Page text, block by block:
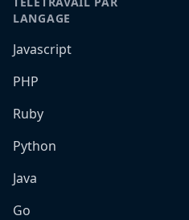
LANGAGE
Javascript
PHP
Ruby
Python
Java
Go